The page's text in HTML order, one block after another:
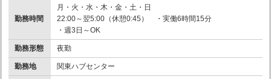
勤務時間
月・火・水・木・金・土・日
22:00～翌5:00（休憩0:45） ・実働6時間15分
・週3日～OK
勤務形態 夜勤
勤務地 関東ハブセンター